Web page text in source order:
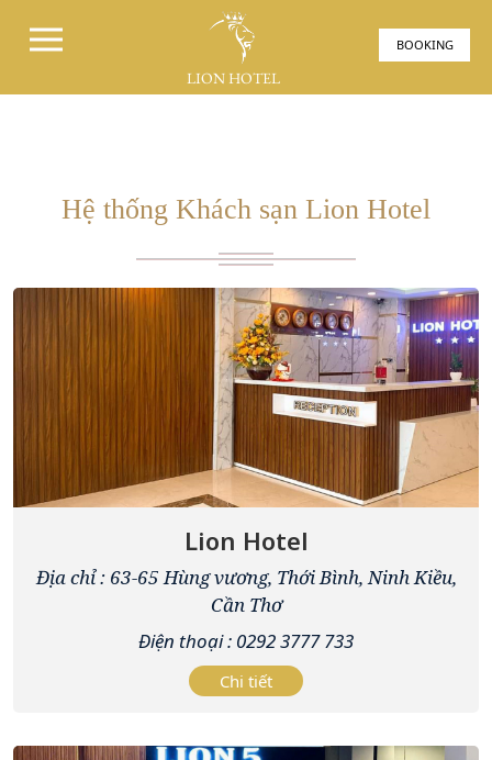
LION HOTEL
BOOKING
Hệ thống Khách sạn Lion Hotel
Lion Hotel
Địa chỉ : 63-65 Hùng vương, Thới Bình, Ninh Kiều,
Cần Thơ
Điện thoại : 0292 3777 733
Chi tiết